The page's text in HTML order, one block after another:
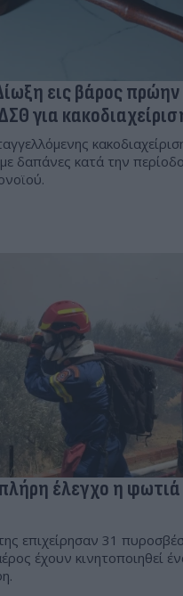
εις βάρος
για
δαπάνες κατά την
έλεγχο η
επιχείρησαν 31
έχουν κινητοποιηθεί